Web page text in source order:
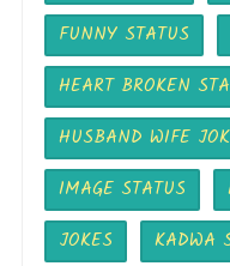
FUNNY STATUS
HEART BROKEN
HUSBAND WIFE
IMAGE STATUS
JOKES
KADWA